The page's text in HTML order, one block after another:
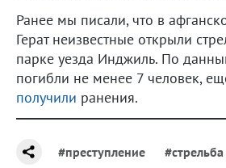
Ранее мы писали, что в
Герат неизвестные открыли
парке уезда Инджиль. По
погибли не менее 7 человек,
получили ранения.
#преступление #стрельба